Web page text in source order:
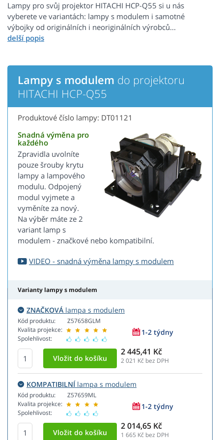
Lampy pro svůj projektor HITACHI HCP-Q55 si u nás
vyberete ve variantách: lampy s modulem i samotné
výbojky od originálních i neoriginálních výrobců...
Lampy s modulem do projektoru
HITACHI HCP-Q55
Produktové číslo lampy: DT01121
Snadná výměna pro
každého
Zpravidla uvolníte
pouze šrouby krytu
lampy a lampového
modulu. Odpojený
modul vyjmete a
vyměníte za nový.
Na výběr máte ze 2
variant lamp s
modulem - značkové nebo kompatibilní.
VIDEO - snadná výměna lampy s modulem
Varianty lampy s modulem
ZNAČKOVÁ lampa s modulem
Kód produktu:
Kvalita projekce:
Spolehlivost:
Z57658GLM
1-2 týdny
2 445,41 Kč
2 021 Kč bez DPH
KOMPATIBILNÍlampa s modulem
Kód produktu:
Kvalita projekce:
Spolehlivost:
Z57659ML
1-2 týdny
2 014,65 Kč
1 665 Kč bez DPH